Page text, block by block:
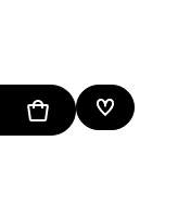
Add To